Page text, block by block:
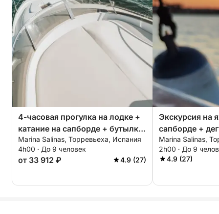
4-часовая прогулка на лодке +
катание на сапборде + бутылка
элитного игристого вина — ВСЕ
ВКЛЮЧЕНО
Marina Salinas, Торревьеха, Испания
4h00 · До 9 человек
от 33 912 ₽ 4.9 (27)
Экскурсия на
сапборде +
игристого
класса - утро,
часа - ВСЕ
Marina Salinas,
2h00 · До 9
4.9 (27)